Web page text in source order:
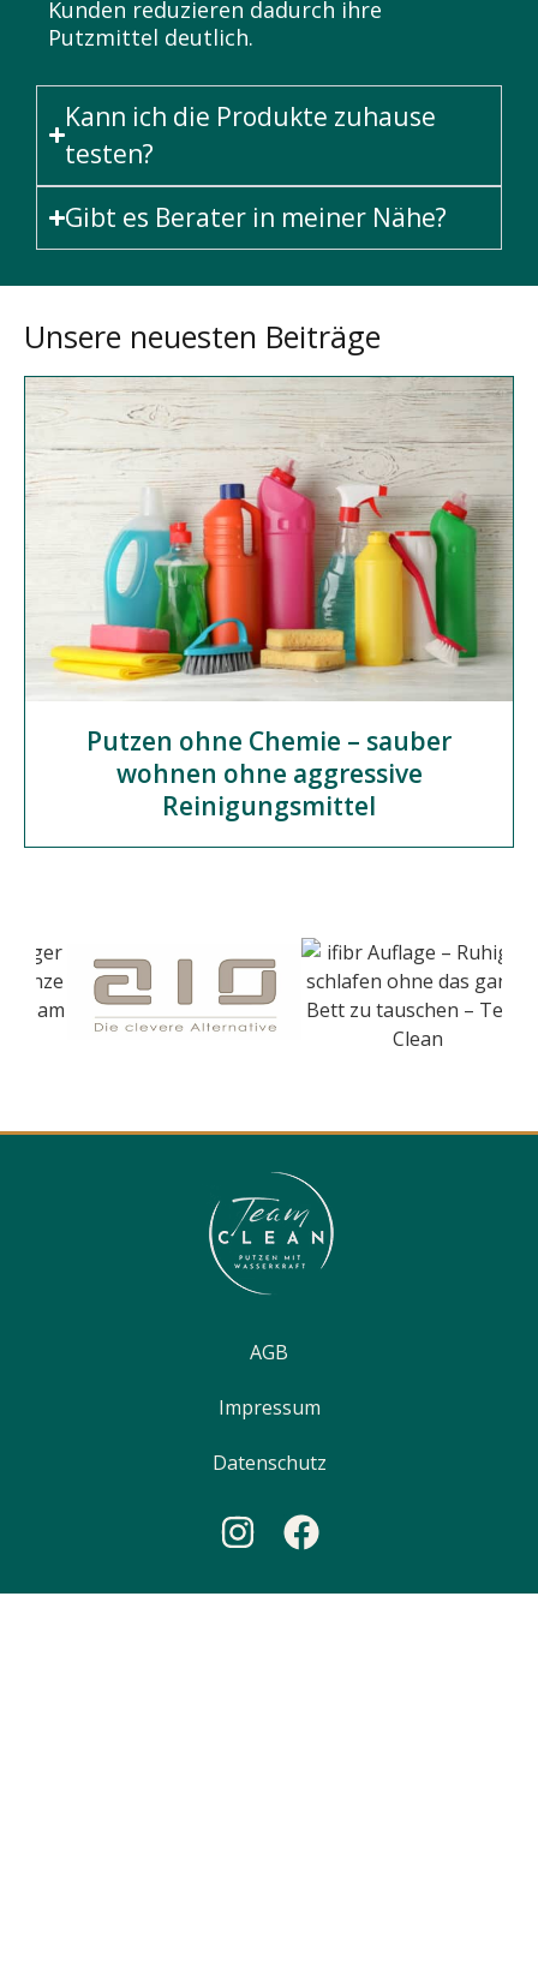
Kunden reduzieren dadurch ihre
Putzmittel deutlich.
Kann ich die Produkte zuhause
testen?
Gibt es Berater in meiner Nähe?
Unsere neuesten Beiträge
Putzen ohne Chemie – sauber
wohnen ohne aggressive
Reinigungsmittel
AGB
Impressum
Datenschutz